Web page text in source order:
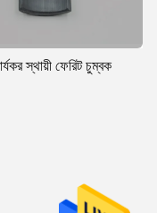
স্থায়ী ফেরিট চুম্বক